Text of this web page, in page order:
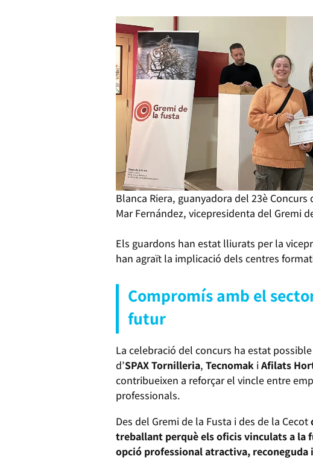
Blanca Riera, guanyadora del 23è Concurs
Mar Fernández, vicepresidenta del Gremi
Els guardons han estat lliurats per la
han agraït la implicació dels centres
Compromís amb el
futur
La celebració del concurs ha estat
d’SPAX Tornilleria, Tecnomak iAfilats
contribueixen a reforçar el vincle entre
professionals.
Des del Gremi de la Fusta i des de la Cecot
treballant perquè els oficis vinculats a la
opció professional atractiva, reconeguda